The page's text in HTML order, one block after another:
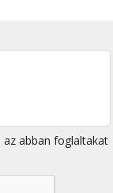
abban foglaltakat